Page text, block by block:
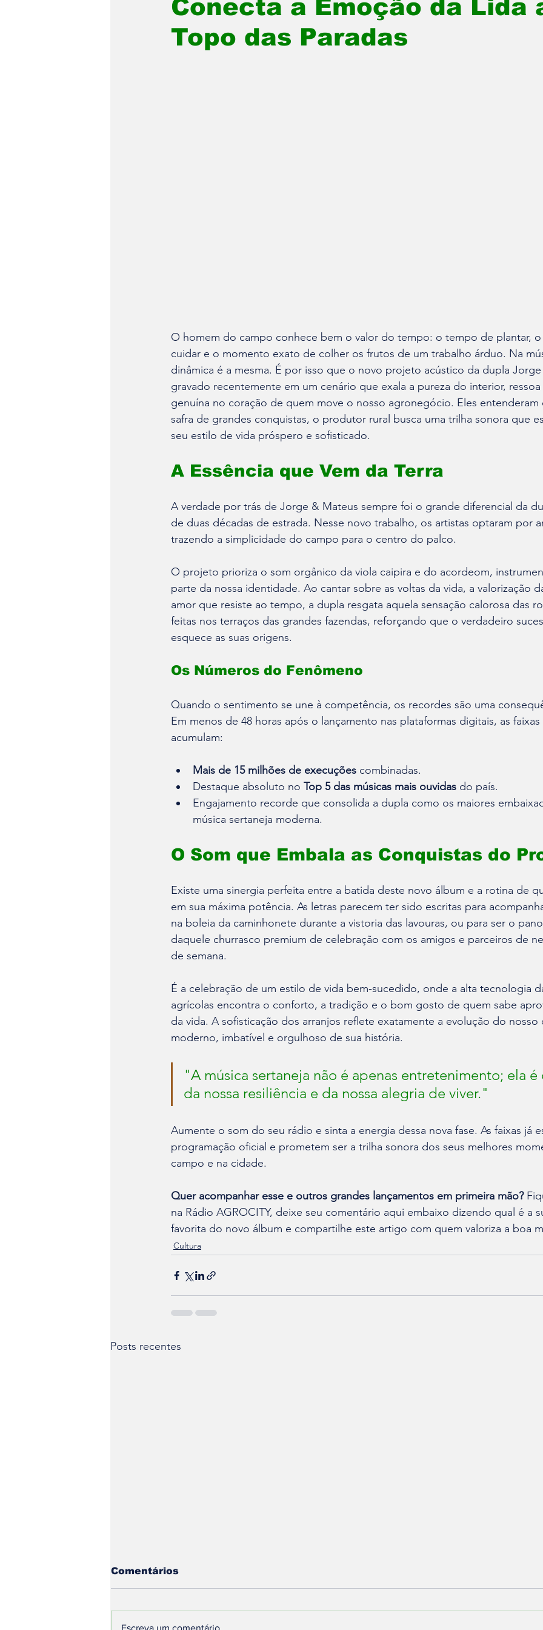
Conecta a Emoção da Lida
Topo das Paradas
O homem do campo conhece bem o valor do tempo: o tempo de plantar,
cuidar e o momento exato de colher os frutos de um trabalho árduo. Na
dinâmica é a mesma. É por isso que o novo projeto acústico da dupla
gravado recentemente em um cenário que exala a pureza do interior,
genuína no coração de quem move o nosso agronegócio. Eles
safra de grandes conquistas, o produtor rural busca uma trilha sonora que
seu estilo de vida próspero e sofisticado.
A Essência que Vem da Terra
A verdade por trás de Jorge & Mateus sempre foi o grande diferencial da
de duas décadas de estrada. Nesse novo trabalho, os artistas optaram por
trazendo a simplicidade do campo para o centro do palco.
O projeto prioriza o som orgânico da viola caipira e do acordeom,
parte da nossa identidade. Ao cantar sobre as voltas da vida, a valorização
amor que resiste ao tempo, a dupla resgata aquela sensação calorosa das
feitas nos terraços das grandes fazendas, reforçando que o verdadeiro
esquece as suas origens.
Os Números do Fenômeno
Quando o sentimento se une à competência, os recordes são uma
Em menos de 48 horas após o lançamento nas plataformas digitais, as
acumulam:
Mais de 15 milhões de execuções combinadas.
Destaque absoluto no Top 5 das músicas mais ouvidas do país.
Engajamento recorde que consolida a dupla como os maiores
música sertaneja moderna.
O Som que Embala as Conquistas do
Existe uma sinergia perfeita entre a batida deste novo álbum e a rotina de
em sua máxima potência. As letras parecem ter sido escritas para
na boleia da caminhonete durante a vistoria das lavouras, ou para ser o
daquele churrasco premium de celebração com os amigos e parceiros de
de semana.
É a celebração de um estilo de vida bem-sucedido, onde a alta tecnologia
agrícolas encontra o conforto, a tradição e o bom gosto de quem sabe
da vida. A sofisticação dos arranjos reflete exatamente a evolução do
moderno, imbatível e orgulhoso de sua história.
"A música sertaneja não é apenas entretenimento; ela
da nossa resiliência e da nossa alegria de viver."
Aumente o som do seu rádio e sinta a energia dessa nova fase. As faixas já
programação oficial e prometem ser a trilha sonora dos seus melhores
campo e na cidade.
Quer acompanhar esse e outros grandes lançamentos em primeira mão?
na Rádio AGROCITY, deixe seu comentário aqui embaixo dizendo qual é a
favorita do novo álbum e compartilhe este artigo com quem valoriza a boa
Cultura
Posts recentes
Comentários
Escreva um comentário